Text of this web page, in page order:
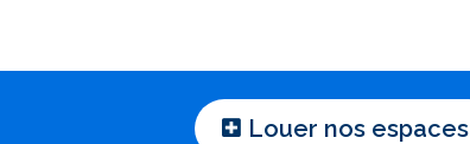
Louer nos espaces